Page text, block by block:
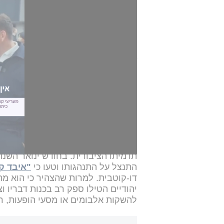
הגדולה ביותר שלי, לכל בן אנוש
i/web/status/2064441516148277536
לא ניתן להציג מכיוון שעוגיות רשתות
2022: "אני רואה דברים טובים
הביא לשולחן, במיוחד היטלר...
מפגן השנאה הזה בקרב הקהל
תדמיתו הציבורית. בחודש ינואר
התנצל על התנהגותו וטעו כי "איבד
דו-קוטבית. למרות שהצהיר כי הוא
יהודיים הטילו ספק רב בכנות דבריו
להשקות אלבומים או מסעי הופעות,